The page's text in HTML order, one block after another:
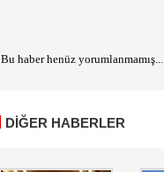
Bu haber henüz yorumlanmamış...
DİĞER HABERLER